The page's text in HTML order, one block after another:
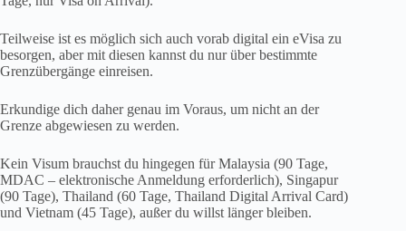
Teilweise ist es möglich sich auch vorab digital ein eVisa zu
besorgen, aber mit diesen kannst du nur über bestimmte
Grenzübergänge einreisen.
Erkundige dich daher genau im Voraus, um nicht an der
Grenze abgewiesen zu werden.
Kein Visum brauchst du hingegen für Malaysia (90 Tage,
MDAC – elektronische Anmeldung erforderlich), Singapur
(90 Tage), Thailand (60 Tage, Thailand Digital Arrival Card)
und Vietnam (45 Tage), außer du willst länger bleiben.